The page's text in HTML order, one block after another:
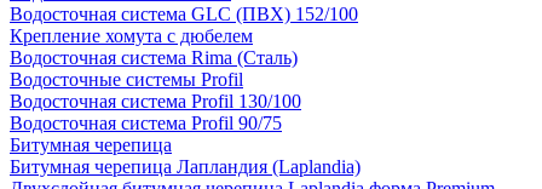
Водосточная система GLC (ПВХ) 152/100
Крепление хомута с дюбелем
Водосточная система Rima (Сталь)
Водосточные системы Profil
Водосточная система Profil 130/100
Водосточная система Profil 90/75
Битумная черепица
Битумная черепица Лапландия (Laplandia)